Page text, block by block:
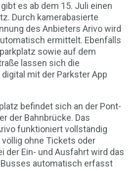
es ab dem 15. Juli einen
Durch kamerabasierte
des Anbieters Arivo wird
ermittelt. Ebenfalls
sowie auf dem
lassen sich die
mit der Parkster App
befindet sich an der Pont-
der Bahnbrücke. Das
funktioniert vollständig
ohne Tickets oder
der Ein- und Ausfahrt wird das
automatisch erfasst